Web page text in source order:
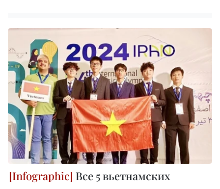
Все 5 вьетнамских